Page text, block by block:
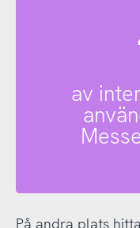
av
På andra plats